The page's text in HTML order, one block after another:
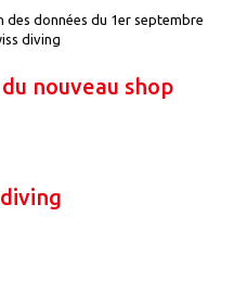
des données du 1er septembre
diving
nouveau shop